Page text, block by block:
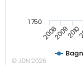
200820092010
1 750
© JDN 2026